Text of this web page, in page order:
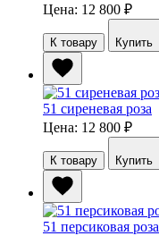
Цена: 12 800 ₽
К товару Купить
51 сиреневая роза
Цена: 12 800 ₽
К товару Купить
51 персиковая роза